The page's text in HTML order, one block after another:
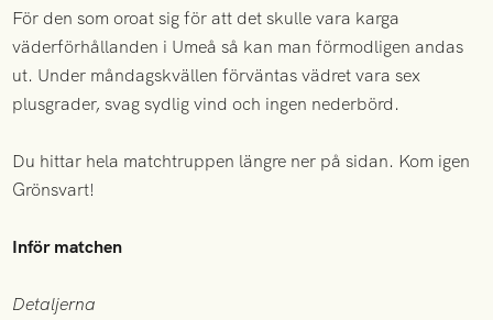
För den som oroat sig för att det skulle vara karga
väderförhållanden i Umeå så kan man förmodligen andas
ut. Under måndagskvällen förväntas vädret vara sex
plusgrader, svag sydlig vind och ingen nederbörd.
Du hittar hela matchtruppen längre ner på sidan. Kom igen
Grönsvart!
Inför matchen
Detaljerna